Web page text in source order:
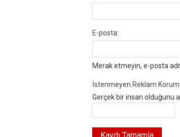
E-posta:
Merak etmeyin, e-posta
İstenmeyen Reklam
Gerçek bir insan olduğunu